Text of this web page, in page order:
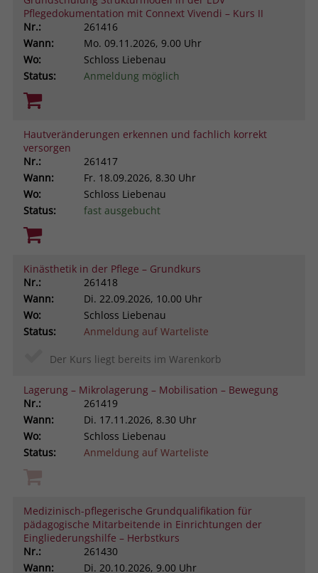
Pflegedokumentation mit Connext Vivendi – Kurs II
Nr.:
261416
Wann:
Mo. 09.11.2026, 9.00 Uhr
Wo:
Schloss Liebenau
Status:
Anmeldung möglich
Hautveränderungen erkennen und fachlich korrekt
versorgen
Nr.:
261417
Wann:
Fr. 18.09.2026, 8.30 Uhr
Wo:
Schloss Liebenau
Status:
fast ausgebucht
Kinästhetik in der Pflege – Grundkurs
Nr.:
261418
Wann:
Di. 22.09.2026, 10.00 Uhr
Wo:
Schloss Liebenau
Status:
Anmeldung auf Warteliste
Der Kurs liegt bereits im Warenkorb
Lagerung – Mikrolagerung – Mobilisation – Bewegung
Nr.:
261419
Wann:
Di. 17.11.2026, 8.30 Uhr
Wo:
Schloss Liebenau
Status:
Anmeldung auf Warteliste
Medizinisch-pflegerische Grundqualifikation für
pädagogische Mitarbeitende in Einrichtungen der
Eingliederungshilfe – Herbstkurs
Nr.:
261430
Wann:
Di. 20.10.2026, 9.00 Uhr